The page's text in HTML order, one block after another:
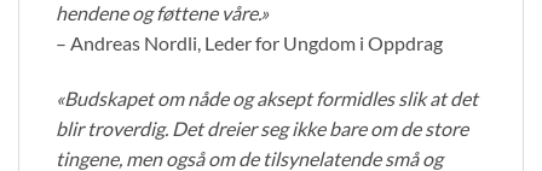
hendene og føttene våre.»
– Andreas Nordli, Leder for Ungdom i Oppdrag
«Budskapet om nåde og aksept formidles slik at det
blir troverdig. Det dreier seg ikke bare om de store
tingene, men også om de tilsynelatende små og